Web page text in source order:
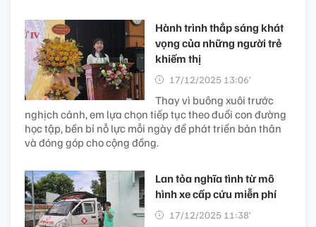
Hành trình thắp sáng khát
vọng của những người trẻ
khiếm thị
17/12/2025 13:06’
Thay vì buông xuôi trước
nghịch cảnh, em lựa chọn tiếp tục theo đuổi con đường
học tập, bền bỉ nỗ lực mỗi ngày để phát triển bản thân
và đóng góp cho cộng đồng.
Lan tỏa nghĩa tình từ mô
hình xe cấp cứu miễn phí
17/12/2025 11:38’